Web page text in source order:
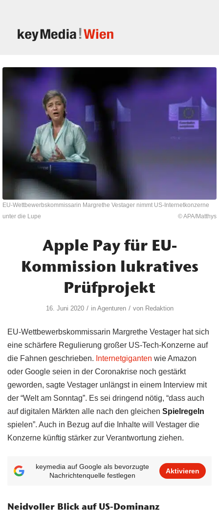
EU-Wettbewerbskommissarin Margrethe Vestager nimmt US-Internetkonzerne
unter die Lupe
© APA/Matthys
Apple Pay für EU-
Kommission lukratives
Prüfprojekt
16. Juni 2020 / in Agenturen / von Redaktion
EU-Wettbewerbskommissarin Margrethe Vestager hat sich
eine schärfere Regulierung großer US-Tech-Konzerne auf
die Fahnen geschrieben. Internetgiganten wie Amazon
oder Google seien in der Coronakrise noch gestärkt
geworden, sagte Vestager unlängst in einem Interview mit
der “Welt am Sonntag”. Es sei dringend nötig, “dass auch
auf digitalen Märkten alle nach den gleichen Spielregeln
spielen”. Auch in Bezug auf die Inhalte will Vestager die
Konzerne künftig stärker zur Verantwortung ziehen.
keymedia auf Google als bevorzugte
Nachrichtenquelle festlegen
Aktivieren
Neidvoller Blick auf US-Dominanz